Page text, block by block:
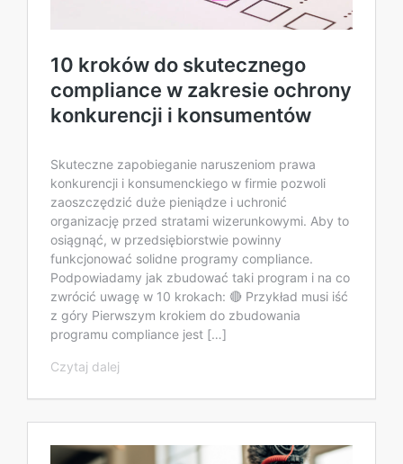
10 kroków do skutecznego
compliance w zakresie ochrony
konkurencji i konsumentów
Skuteczne zapobieganie naruszeniom prawa
konkurencji i konsumenckiego w firmie pozwoli
zaoszczędzić duże pieniądze i uchronić
organizację przed stratami wizerunkowymi. Aby to
osiągnąć, w przedsiębiorstwie powinny
funkcjonować solidne programy compliance.
Podpowiadamy jak zbudować taki program i na co
zwrócić uwagę w 10 krokach: 🔴 Przykład musi iść
z góry Pierwszym krokiem do zbudowania
programu compliance jest […]
Czytaj dalej